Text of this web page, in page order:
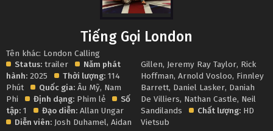
Tiếng Gọi London
Tên khác: London Calling
Status: trailer
Năm phát
hành: 2025 Thời lượng: 114
Phút
Quốc gia: Âu Mỹ, Nam
Phi
Định dạng: Phim lẻ
Số
tập: 1 Đạo diễn: Allan Ungar
Diễn viên: Josh Duhamel, Aidan
Gillen, Jeremy Ray Taylor, Rick
Hoffman,Arnold Vosloo, Finnley
Barrett, Daniel Lasker, Daniah
De Villiers, Nathan Castle, Neil
Sandilands
Chất lượng:
Vietsub